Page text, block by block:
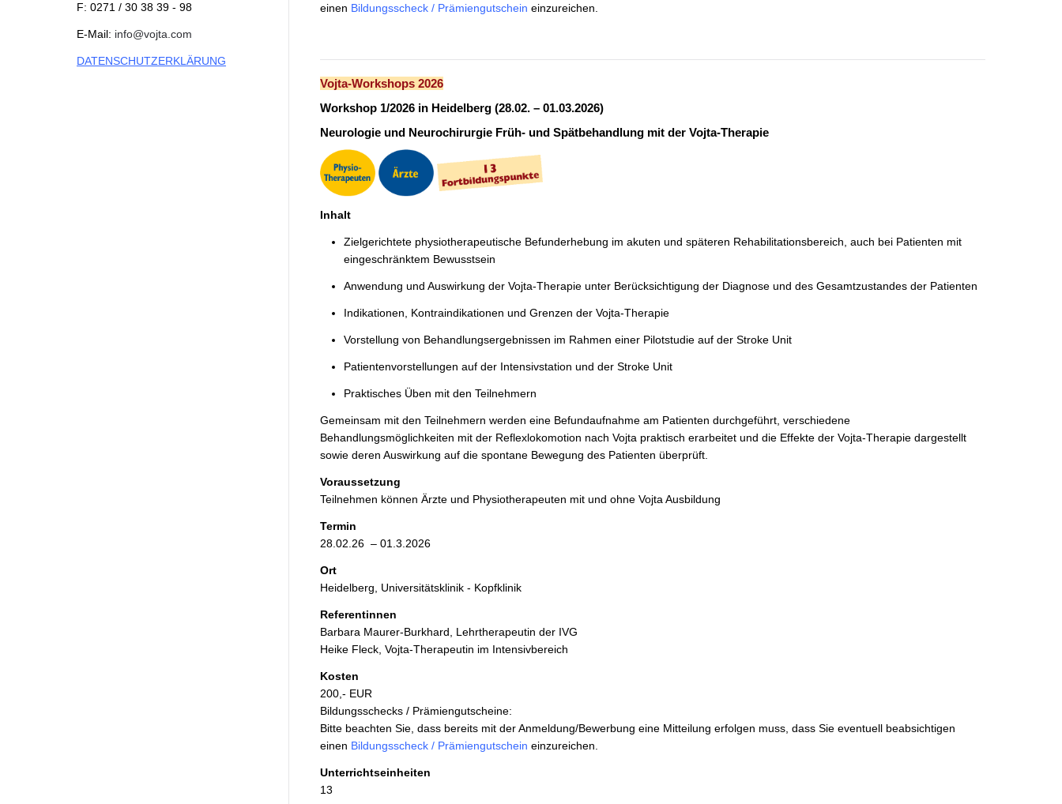
einen Bildungsscheck / Prämiengutschein einzureichen.
Vojta-Workshops 2026
Workshop 1/2026 in Heidelberg (28.02. – 01.03.2026)
Neurologie und Neurochirurgie Früh- und Spätbehandlung mit der Vojta-Therapie
Inhalt
Zielgerichtete physiotherapeutische Befunderhebung im akuten und späteren Rehabilitationsbereich, auch bei Patienten mit
eingeschränktem Bewusstsein
Anwendung und Auswirkung der Vojta-Therapie unter Berücksichtigung der Diagnose und des Gesamtzustandes der Patienten
Indikationen, Kontraindikationen und Grenzen der Vojta-Therapie
Vorstellung von Behandlungsergebnissen im Rahmen einer Pilotstudie auf der Stroke Unit
Patientenvorstellungen auf der Intensivstation und der Stroke Unit
Praktisches Üben mit den Teilnehmern
Gemeinsam mit den Teilnehmern werden eine Befundaufnahme am Patienten durchgeführt, verschiedene
Behandlungsmöglichkeiten mit der Reflexlokomotion nach Vojta praktisch erarbeitet und die Effekte der Vojta-Therapie dargestellt
sowie deren Auswirkung auf die spontane Bewegung des Patienten überprüft.
Voraussetzung
Teilnehmen können Ärzte und Physiotherapeuten mit und ohne Vojta Ausbildung
Termin
28.02.26 – 01.3.2026
Ort
Heidelberg, Universitätsklinik - Kopfklinik
Referentinnen
Barbara Maurer-Burkhard, Lehrtherapeutin der IVG
Heike Fleck, Vojta-Therapeutin im Intensivbereich
Kosten
200,- EUR
Bildungsschecks / Prämiengutscheine:
Bitte beachten Sie, dass bereits mit der Anmeldung/Bewerbung eine Mitteilung erfolgen muss, dass Sie eventuell beabsichtigen
einen Bildungsscheck / Prämiengutschein einzureichen.
Unterrichtseinheiten
13
F: 0271 / 30 38 39 - 98
E-Mail: info@vojta.com
DATENSCHUTZERKLÄRUNG